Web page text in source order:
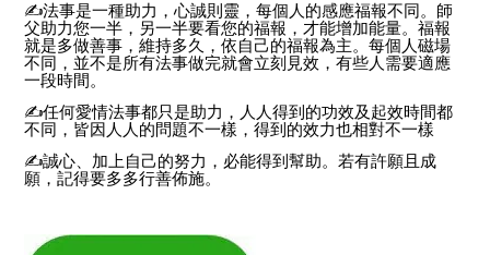
✍法事是一種助力，心誠則靈，每個人的感應福報不同。師
父助力您一半，另一半要看您的福報，才能增加能量。福報
就是多做善事，維持多久，依自己的福報為主。每個人磁場
不同，並不是所有法事做完就會立刻見效，有些人需要適應
一段時間。
✍任何愛情法事都只是助力，人人得到的功效及起效時間都
不同，皆因人人的問題不一樣，得到的效力也相對不一樣
✍誠心、加上自己的努力，必能得到幫助。若有許願且成
願，記得要多多行善佈施。